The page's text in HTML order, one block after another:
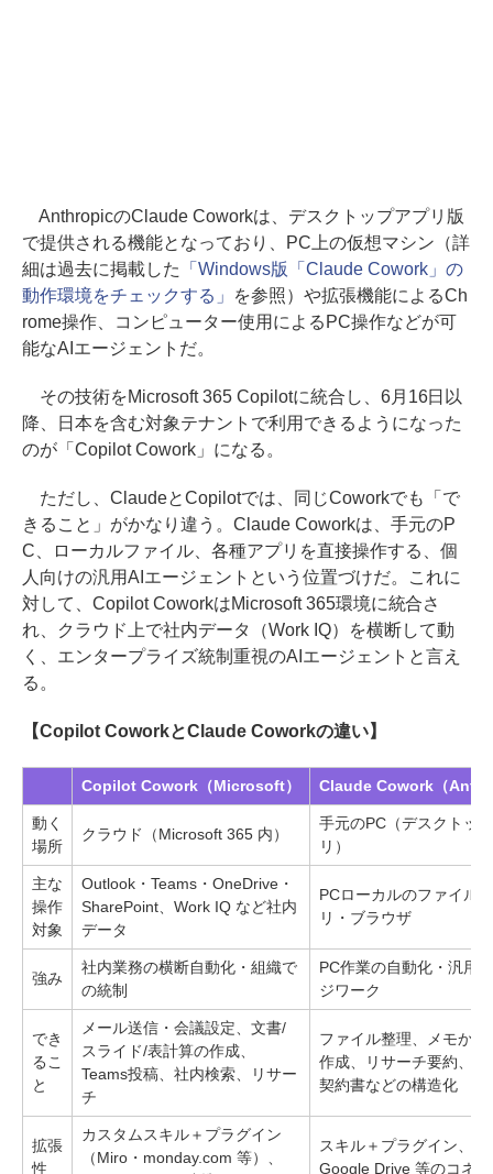
AnthropicのClaude Coworkは、デスクトップアプリ版
で提供される機能となっており、PC上の仮想マシン（詳
細は過去に掲載した
「Windows版「Claude Cowork」の
動作環境をチェックする」
を参照）や拡張機能によるCh
rome操作、コンピューター使用によるPC操作などが可
能なAIエージェントだ。
その技術をMicrosoft 365 Copilotに統合し、6月16日以
降、日本を含む対象テナントで利用できるようになった
のが「Copilot Cowork」になる。
ただし、ClaudeとCopilotでは、同じCoworkでも「で
きること」がかなり違う。Claude Coworkは、手元のP
C、ローカルファイル、各種アプリを直接操作する、個
人向けの汎用AIエージェントという位置づけだ。これに
対して、Copilot CoworkはMicrosoft 365環境に統合さ
れ、クラウド上で社内データ（Work IQ）を横断して動
く、エンタープライズ統制重視のAIエージェントと言え
る。
【Copilot CoworkとClaude Coworkの違い】
Copilot Cowork（Microsoft） Claude Cowork（
動く
場所
クラウド（Microsoft 365 内）
手元のPC（デスクトッ
リ）
主な
操作
対象
Outlook・Teams・OneDrive・
SharePoint、Work IQ など社内
データ
PCローカルのファイル
リ・ブラウザ
強み
社内業務の横断自動化・組織で
の統制
PC作業の自動化・汎用
ジワーク
でき
るこ
と
メール送信・会議設定、文書/
スライド/表計算の作成、
Teams投稿、社内検索、リサー
チ
ファイル整理、メモから
作成、リサーチ要約、領
契約書などの構造化
拡張
性
カスタムスキル＋プラグイン
（Miro・monday.com 等）、
スキル＋プラグイン、
Google Drive 等のコネ